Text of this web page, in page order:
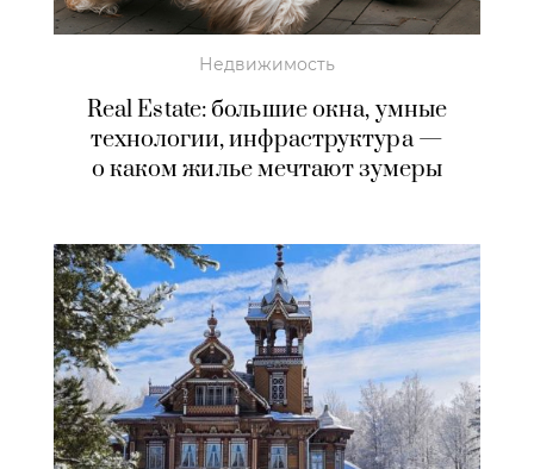
Недвижимость
Real Estate: большие окна, умные
технологии, инфраструктура —
о каком жилье мечтают зумеры